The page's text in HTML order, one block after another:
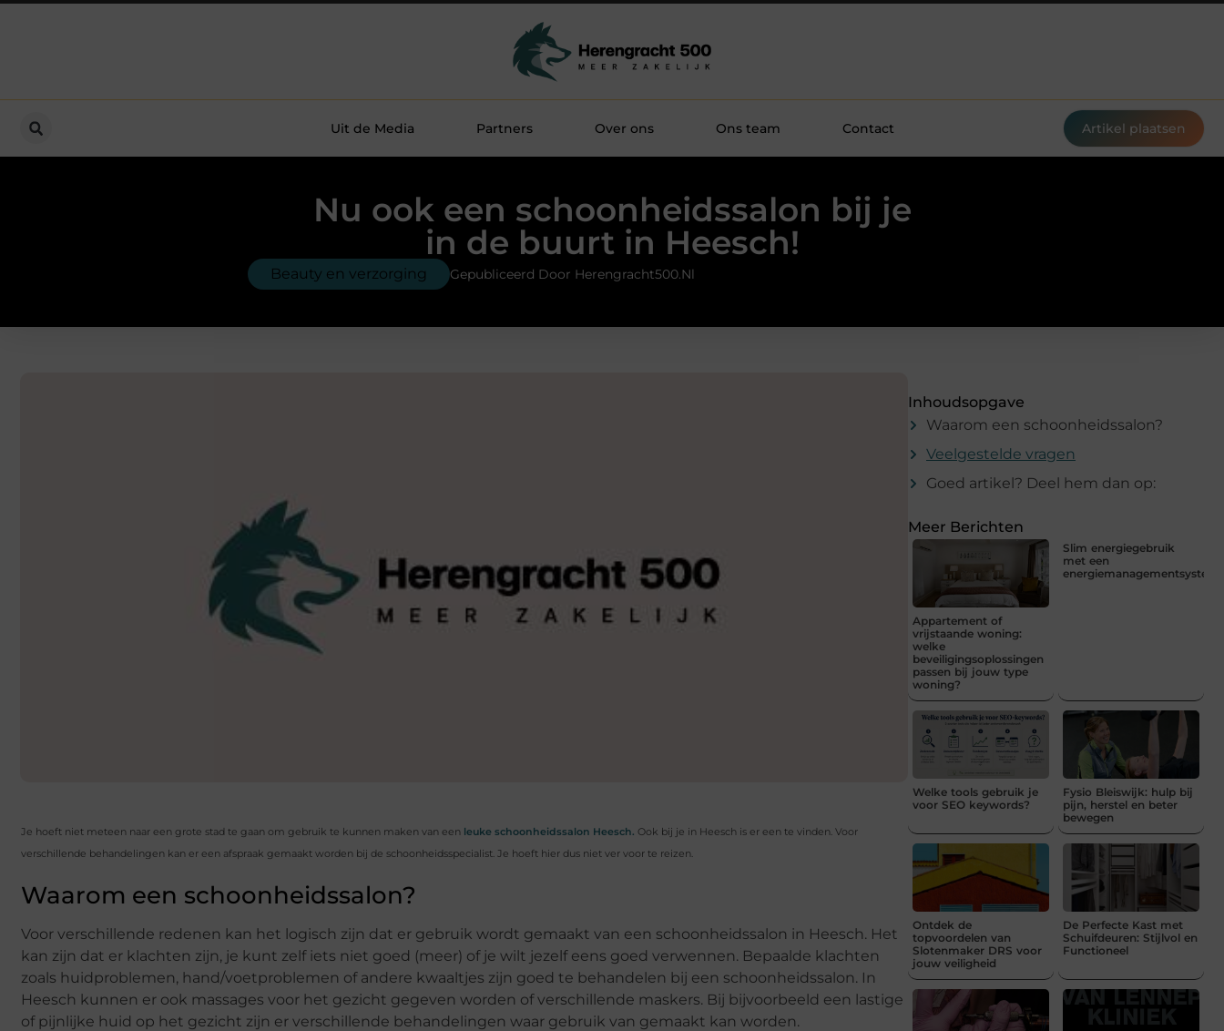
Uit de Media Partners Over ons Ons team Contact Artikel plaatsen
Nu ook een schoonheidssalon bij je
in de buurt in Heesch!
Beauty en verzorging Gepubliceerd Door Herengracht500.nl
Je hoeft niet meteen naar een grote stad te gaan om gebruik te kunnen maken van een leuke schoonheidssalon Heesch. Ook bij je in Heesch is er een te vinden. Voor
verschillende behandelingen kan er een afspraak gemaakt worden bij de schoonheidsspecialist. Je hoeft hier dus niet ver voor te reizen.
Waarom een schoonheidssalon?
Voor verschillende redenen kan het logisch zijn dat er gebruik wordt gemaakt van een schoonheidssalon in Heesch. Het
kan zijn dat er klachten zijn, je kunt zelf iets niet goed (meer) of je wilt jezelf eens goed verwennen. Bepaalde klachten
zoals huidproblemen, hand/voetproblemen of andere kwaaltjes zijn goed te behandelen bij een schoonheidssalon. In
Heesch kunnen er ook massages voor het gezicht gegeven worden of verschillende maskers. Bij bijvoorbeeld een lastige
of pijnlijke huid op het gezicht zijn er verschillende behandelingen waar gebruik van gemaakt kan worden.
Inhoudsopgave
Waarom een schoonheidssalon?
Veelgestelde vragen
Goed artikel? Deel hem dan op:
Meer Berichten
Appartement of
vrijstaande woning:
welke
beveiligingsoplossingen
passen bij jouw type
woning?
Slim energiegebruik
met een
Welke tools gebruik je
voor SEO keywords?
Fysio Bleiswijk: hulp bij
pijn, herstel en beter
bewegen
Ontdek de
topvoordelen van
Slotenmaker DRS voor
jouw veiligheid
De Perfecte Kast met
Schuifdeuren: Stijlvol en
Functioneel